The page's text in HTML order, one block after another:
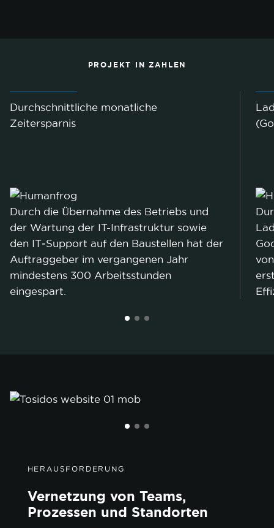
PROJEKT IN ZAHLEN
Durchschnittliche monatliche
Zeitersparnis
Durch die Übernahme des Betriebs und
der Wartung der IT-Infrastruktur sowie
den IT‑Support auf den Baustellen hat der
Auftraggeber im vergangenen Jahr
mindestens 300 Arbeitsstunden
eingespart.
HERAUSFORDERUNG
Vernetzung von Teams,
Prozessen und Standorten